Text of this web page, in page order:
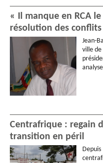
« Il manque en RCA
résolution des
Jean-
ville de
Centrafrique : regain
transition en péril